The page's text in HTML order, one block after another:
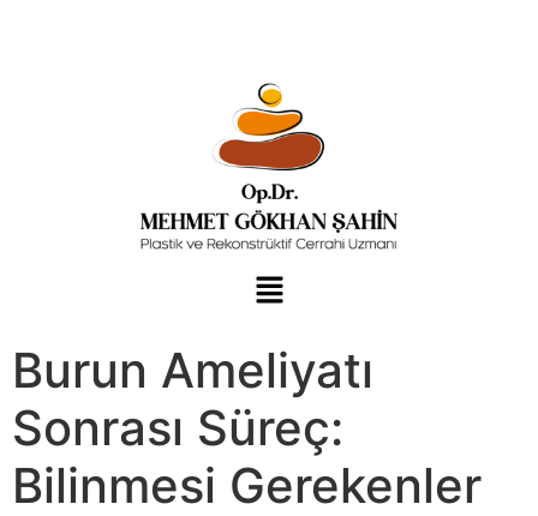
Burun Ameliyatı
Sonrası Süreç:
Bilinmesi Gerekenler